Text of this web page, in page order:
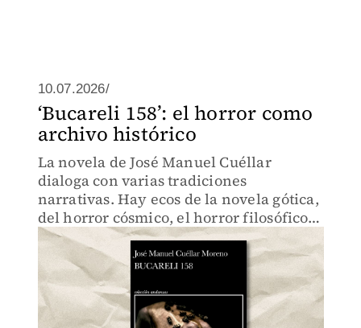
10.07.2026/
‘Bucareli 158’: el horror como
archivo histórico
La novela de José Manuel Cuéllar
dialoga con varias tradiciones
narrativas. Hay ecos de la novela gótica,
del horror cósmico, el horror filosófico,
de la literatura fantástica y del ‘thriller’
histórico.